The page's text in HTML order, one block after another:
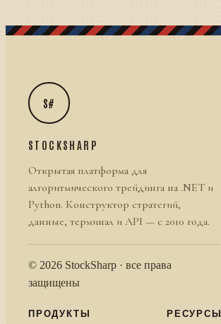
S#
STOCKSHARP
Открытая платформа для
алгоритмического трейдинга на .NET и
Python. Конструктор стратегий,
данные, терминал и API — с 2010 года.
© 2026 StockSharp · все права
защищены
ПРОДУКТЫ РЕСУРСЫ